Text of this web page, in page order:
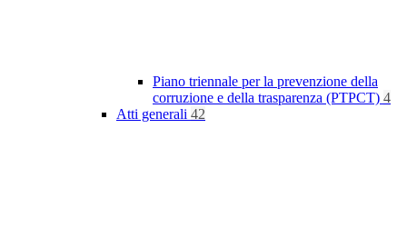
Piano triennale per la prevenzione della
corruzione e della trasparenza (PTPCT) 4
Atti generali 42